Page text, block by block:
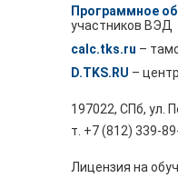
Программное
участников ВЭД
calc.tks.ru –
D.TKS.RU –
197022, СПб, ул.
т. +7 (812) 339-
Лицензия на